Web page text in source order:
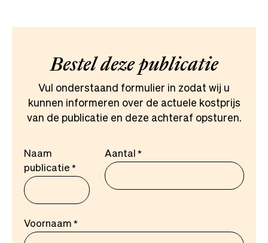
Bestel deze publicatie
Vul onderstaand formulier in zodat wij u
kunnen informeren over de actuele kostprijs
van de publicatie en deze achteraf opsturen.
Naam
publicatie
Aantal
Voornaam